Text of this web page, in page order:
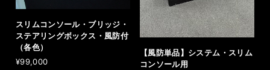
スリムコンソール・ブリッジ・
ステアリングボックス・風防付
（各色）
¥99,000
【風防単品】システム・スリム
コンソール用